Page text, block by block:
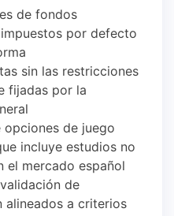
de fondos
por defecto
sin las restricciones
fijadas por la
opciones de juego
incluye estudios no
el mercado español
de
alineados a criterios